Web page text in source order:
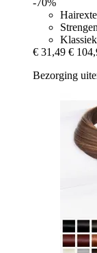
-70%
€ 31,49 €
Bezorging